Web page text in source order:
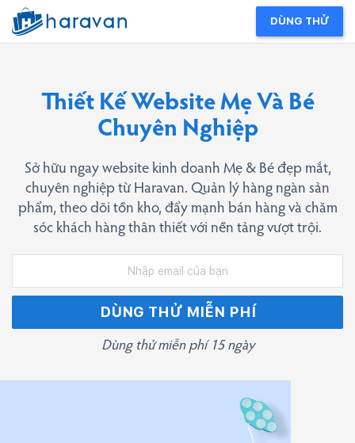
DÙNG THỬ
Thiết Kế Website Mẹ Và Bé
Chuyên Nghiệp
Sở hữu ngay website kinh doanh Mẹ & Bé đẹp mắt,
chuyên nghiệp từ Haravan. Quản lý hàng ngàn sản
phẩm, theo dõi tồn kho, đẩy mạnh bán hàng và chăm
sóc khách hàng thân thiết với nền tảng vượt trội.
DÙNG THỬ MIỄN PHÍ
Dùng thử miễn phí 15 ngày